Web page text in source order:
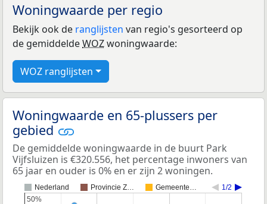
Woningwaarde per regio
Bekijk ook de ranglijsten van regio's gesorteerd op
de gemiddeldeWOZwoningwaarde:
WOZ ranglijsten
Woningwaarde en 65-plussers per
gebied
De gemiddelde woningwaarde in de buurt Park
Vijfsluizen is €320.556, het percentage inwoners van
65 jaar en ouder is 0% en er zijn 2 woningen.
Nederland Provincie Z… Gemeente… 1/2
50%
50%